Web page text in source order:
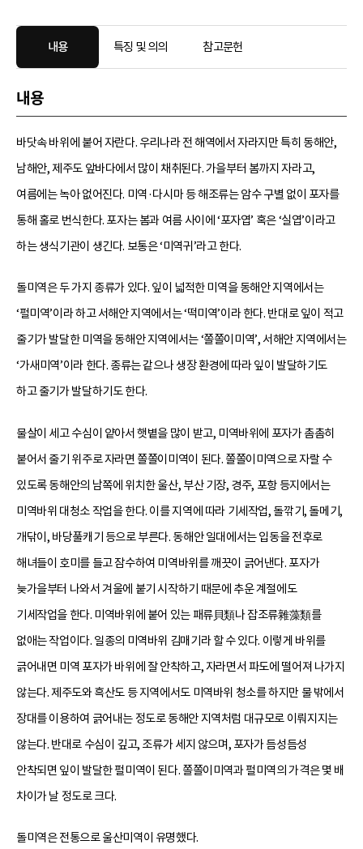
내용 특징 및 의의 참고문헌
내용
바닷속 바위에 붙어 자란다. 우리나라 전 해역에서 자라지만 특히 동해안,
남해안, 제주도 앞바다에서 많이 채취된다. 가을부터 봄까지 자라고,
여름에는 녹아 없어진다. 미역·다시마 등 해조류는 암수 구별 없이 포자를
통해 홀로 번식한다. 포자는 봄과 여름 사이에 ‘포자엽’ 혹은 ‘실엽’이라고
하는 생식기관이 생긴다. 보통은 ‘미역귀’라고 한다.
돌미역은 두 가지 종류가 있다. 잎이 넓적한 미역을 동해안 지역에서는
‘펄미역’이라 하고 서해안 지역에서는 ‘떡미역’이라 한다. 반대로 잎이 적고
줄기가 발달한 미역을 동해안 지역에서는 ‘쫄쫄이미역’, 서해안 지역에서는
‘가새미역’이라 한다. 종류는 같으나 생장 환경에 따라 잎이 발달하기도
하고 줄기가 발달하기도 한다.
물살이 세고 수심이 얕아서 햇볕을 많이 받고, 미역바위에 포자가 촘촘히
붙어서 줄기 위주로 자라면 쫄쫄이미역이 된다. 쫄쫄이미역으로 자랄 수
있도록 동해안의 남쪽에 위치한 울산, 부산 기장, 경주, 포항 등지에서는
미역바위 대청소 작업을 한다. 이를 지역에 따라 기세작업, 돌깎기, 돌메기,
개닦이, 바당풀캐기 등으로 부른다. 동해안 일대에서는 입동을 전후로
해녀들이 호미를 들고 잠수하여 미역바위를 깨끗이 긁어낸다. 포자가
늦가을부터 나와서 겨울에 붙기 시작하기 때문에 추운 계절에도
기세작업을 한다. 미역바위에 붙어 있는 패류貝類나 잡조류雜藻類를
없애는 작업이다. 일종의 미역바위 김매기라 할 수 있다. 이렇게 바위를
긁어내면 미역 포자가 바위에 잘 안착하고, 자라면서 파도에 떨어져 나가지
않는다. 제주도와 흑산도 등 지역에서도 미역바위 청소를 하지만 물 밖에서
장대를 이용하여 긁어내는 정도로 동해안 지역처럼 대규모로 이뤄지지는
않는다. 반대로 수심이 깊고, 조류가 세지 않으며, 포자가 듬성듬성
안착되면 잎이 발달한 펄미역이 된다. 쫄쫄이미역과 펄미역의 가격은 몇 배
차이가 날 정도로 크다.
돌미역은 전통으로 울산미역이 유명했다.